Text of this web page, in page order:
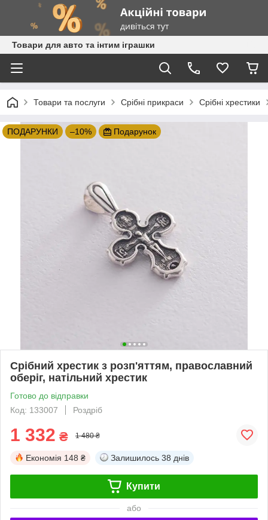
Товари для авто та інтим іграшки
Товари та послуги Срібні прикраси Срібні хрестики
ПОДАРУНКИ –10% Подарунок
Срібний хрестик з розп'яттям, православний
оберіг, натільний хрестик
Готово до відправки
Код: 133007
Роздріб
1 332 ₴ 1 480 ₴
Економія 148 ₴ Залишилось 38 днів
Купити
або